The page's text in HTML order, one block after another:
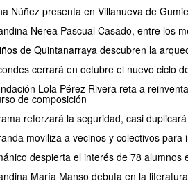
Núñez presenta en Villanueva de
Nerea Pascual Casado, entre los
de Quintanarraya descubren la
cerrará en octubre el nuevo ciclo
Lola Pérez Rivera reta a
de composición
reforzará la seguridad, casi
moviliza a vecinos y colectivos
despierta el interés de 78
María Manso debuta en la